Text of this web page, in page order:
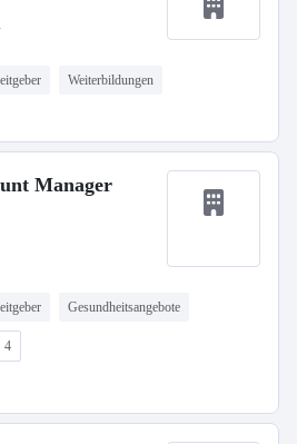
Weiterbildungen
Manager
Gesundheitsangebote
4